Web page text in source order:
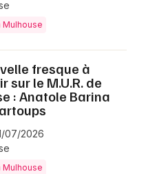
Mulhouse
fresque à
sur le M.U.R. de
: Anatole Barina
07/2026
Mulhouse